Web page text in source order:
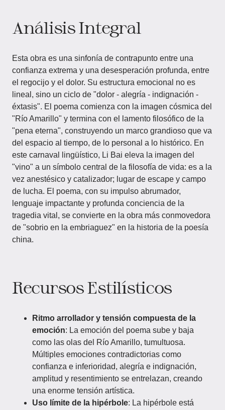
Análisis Integral
Esta obra es una sinfonía de contrapunto entre una
confianza extrema y una desesperación profunda, entre
el regocijo y el dolor. Su estructura emocional no es
lineal, sino un ciclo de "dolor - alegría - indignación -
éxtasis". El poema comienza con la imagen cósmica del
"Río Amarillo" y termina con el lamento filosófico de la
"pena eterna", construyendo un marco grandioso que va
del espacio al tiempo, de lo personal a lo histórico. En
este carnaval lingüístico, Li Bai eleva la imagen del
"vino" a un símbolo central de la filosofía de vida: es a la
vez anestésico y catalizador; lugar de escape y campo
de lucha. El poema, con su impulso abrumador,
lenguaje impactante y profunda conciencia de la
tragedia vital, se convierte en la obra más conmovedora
de "sobrio en la embriaguez" en la historia de la poesía
china.
Recursos Estilísticos
Ritmo arrollador y tensión compuesta de la
emoción: La emoción del poema sube y baja
como las olas del Río Amarillo, tumultuosa.
Múltiples emociones contradictorias como
confianza e inferioridad, alegría e indignación,
amplitud y resentimiento se entrelazan, creando
una enorme tensión artística.
Uso límite de la hipérbole: La hipérbole está